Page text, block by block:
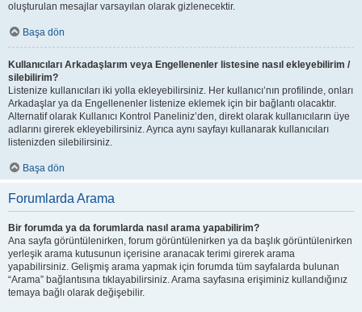
oluşturulan mesajlar varsayılan olarak gizlenecektir.
Başa dön
Kullanıcıları Arkadaşlarım veya Engellenenler listesine nasıl ekleyebilirim /
silebilirim?
Listenize kullanıcıları iki yolla ekleyebilirsiniz. Her kullanıcı’nın profilinde, onları
Arkadaşlar ya da Engellenenler listenize eklemek için bir bağlantı olacaktır.
Alternatif olarak Kullanıcı Kontrol Paneliniz’den, direkt olarak kullanıcıların üye
adlarını girerek ekleyebilirsiniz. Ayrıca aynı sayfayı kullanarak kullanıcıları
listenizden silebilirsiniz.
Başa dön
Forumlarda Arama
Bir forumda ya da forumlarda nasıl arama yapabilirim?
Ana sayfa görüntülenirken, forum görüntülenirken ya da başlık görüntülenirken
yerleşik arama kutusunun içerisine aranacak terimi girerek arama
yapabilirsiniz. Gelişmiş arama yapmak için forumda tüm sayfalarda bulunan
“Arama” bağlantısına tıklayabilirsiniz. Arama sayfasına erişiminiz kullandığınız
temaya bağlı olarak değişebilir.